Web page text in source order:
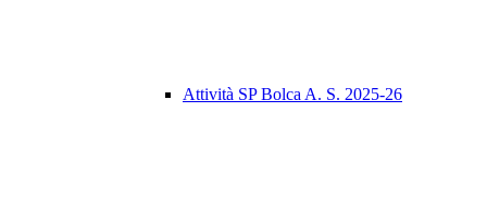
Attività SP Bolca A. S. 2025-26